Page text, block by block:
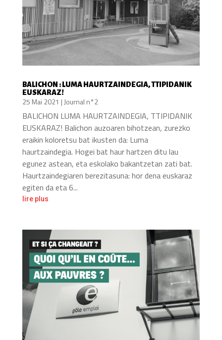
BALICHON : LUMA HAURTZAINDEGIA, TTIPIDANIK
EUSKARAZ!
25 Mai 2021 | Journal n°2
BALICHON LUMA HAURTZAINDEGIA, TTIPIDANIK
EUSKARAZ! Balichon auzoaren bihotzean, zurezko
eraikin koloretsu bat ikusten da: Luma
haurtzaindegia. Hogei bat haur hartzen ditu lau
egunez astean, eta eskolako bakantzetan zati bat.
Haurtzaindegiaren berezitasuna: hor dena euskaraz
egiten da eta 6...
lire plus